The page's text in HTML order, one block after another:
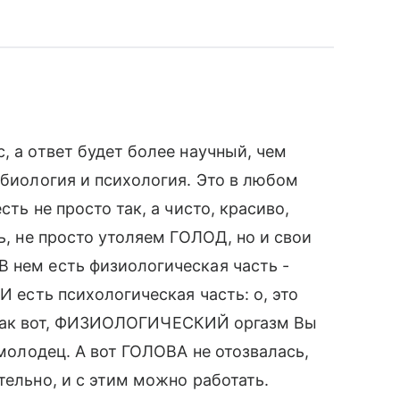
а ответ будет более научный, чем
и психология. Это в любом
не просто так, а чисто, красиво,
не просто утоляем ГОЛОД, но и свои
есть физиологическая часть -
психологическая часть: о, это
вот, ФИЗИОЛОГИЧЕСКИЙ оргазм Вы
А вот ГОЛОВА не отозвалась,
и с этим можно работать.